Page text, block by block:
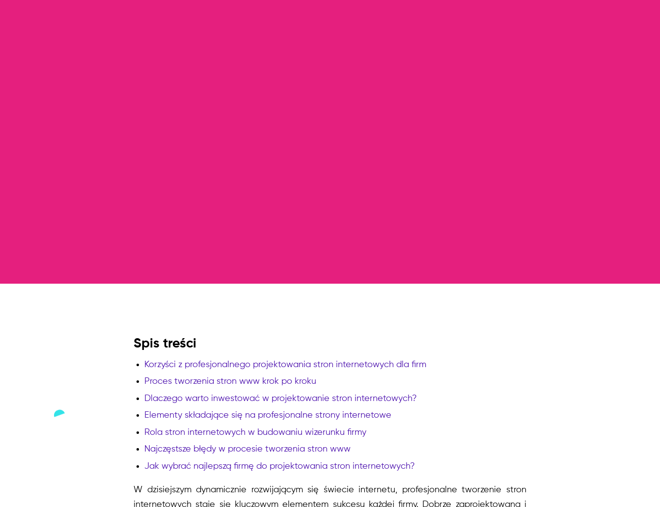
Spis treści
Korzyści z profesjonalnego projektowania stron internetowych dla firm
Proces tworzenia stron www krok po kroku
Dlaczego warto inwestować w projektowanie stron internetowych?
Elementy składające się na profesjonalne strony internetowe
Rola stron internetowych w budowaniu wizerunku firmy
Najczęstsze błędy w procesie tworzenia stron www
Jak wybrać najlepszą firmę do projektowania stron internetowych?
W dzisiejszym dynamicznie rozwijającym się świecie internetu, profesjonalne tworzenie stron
internetowych staje się kluczowym elementem sukcesu każdej firmy. Dobrze zaprojektowana i